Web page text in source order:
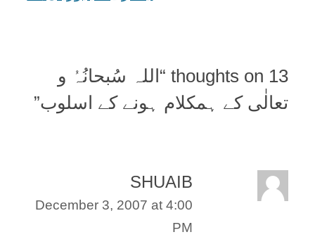
13 thoughts on “
اللہ سُبحانُہُ و
تعالٰی کے ہمکلام ہونے کے اسلوب”
SHUAIB
December 3, 2007 at 4:00
PM